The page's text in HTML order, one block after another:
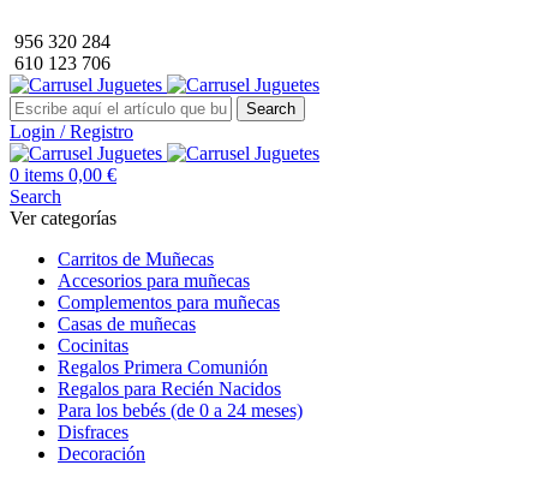
956 320 284
610 123 706
Search
Login / Registro
0 items 0,00 €
Search
Ver categorías
Carritos de Muñecas
Accesorios para muñecas
Complementos para muñecas
Casas de muñecas
Cocinitas
Regalos Primera Comunión
Regalos para Recién Nacidos
Para los bebés (de 0 a 24 meses)
Disfraces
Decoración